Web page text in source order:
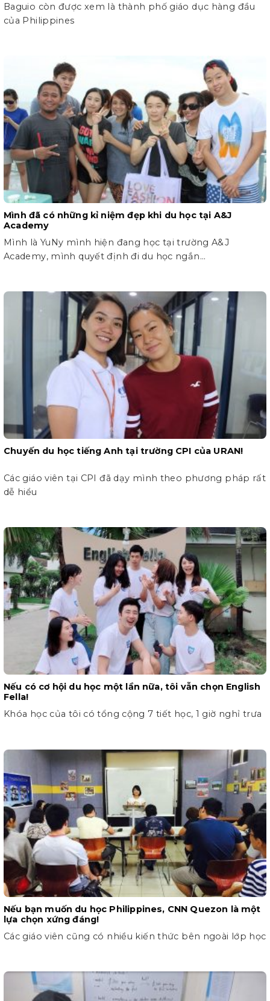
Baguio còn được xem là thành phố giáo dục hàng đầu
của Philippines
Mình đã có những kỉ niệm đẹp khi du học tại A&J
Academy
Mình là YuNy mình hiện đang học tại trường A&J
Academy, mình quyết định đi du học ngắn...
Chuyến du học tiếng Anh tại trường CPI của URAN!
Các giáo viên tại CPI đã dạy mình theo phương pháp rất
dễ hiểu
Nếu có cơ hội du học một lần nữa, tôi vẫn chọn English
Fella!
Khóa học của tôi có tổng cộng 7 tiết học, 1 giờ nghỉ trưa
Nếu bạn muốn du học Philippines, CNN Quezon là một
lựa chọn xứng đáng!
Các giáo viên cũng có nhiều kiến thức bên ngoài lớp học